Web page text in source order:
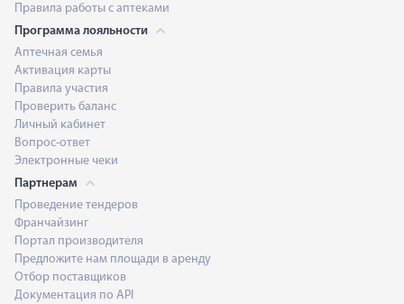
Правила работы с аптеками
Программа лояльности
Аптечная семья
Активация карты
Правила участия
Проверить баланс
Личный кабинет
Вопрос-ответ
Электронные чеки
Партнерам
Проведение тендеров
Франчайзинг
Портал производителя
Предложите нам площади в аренду
Отбор поставщиков
Документация по API